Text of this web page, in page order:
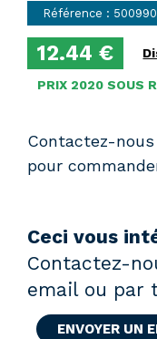
Référence :
12.44 €
PRIX 2020 SOUS
Contactez-
pour
Ceci vous
Contactez-
email ou par
ENVOYER UN